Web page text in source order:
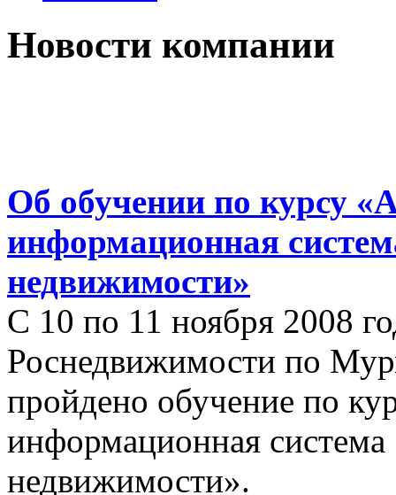
Новости компании
Об обучении по курсу
информационная
недвижимости»
С 10 по 11 ноября 2008
Роснедвижимости по
пройдено обучение по
информационная
недвижимости».